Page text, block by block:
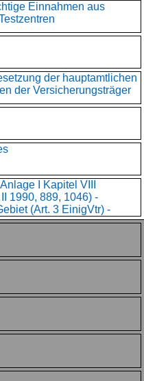
Einnahmen aus
der hauptamtlichen
der Versicherungsträger
I Kapitel VIII
1990, 889, 1046) -
(Art. 3 EinigVtr) -